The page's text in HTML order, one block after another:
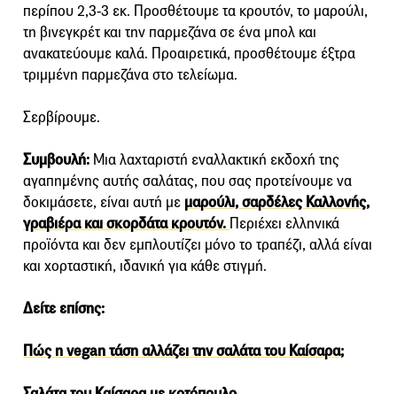
περίπου 2,3-3 εκ. Προσθέτουμε τα κρουτόν, το μαρούλι,
τη βινεγκρέτ και την παρμεζάνα σε ένα μπολ και
ανακατεύουμε καλά. Προαιρετικά, προσθέτουμε έξτρα
τριμμένη παρμεζάνα στο τελείωμα.
Σερβίρουμε.
Συμβουλή: Μια λαχταριστή εναλλακτική εκδοχή της
αγαπημένης αυτής σαλάτας, που σας προτείνουμε να
δοκιμάσετε, είναι αυτή με μαρούλι, σαρδέλες Καλλονής,
γραβιέρα και σκορδάτα κρουτόν. Περιέχει ελληνικά
προϊόντα και δεν εμπλουτίζει μόνο το τραπέζι, αλλά είναι
και χορταστική, ιδανική για κάθε στιγμή.
Δείτε επίσης:
Πώς η vegan τάση αλλάζει την σαλάτα του Καίσαρα;